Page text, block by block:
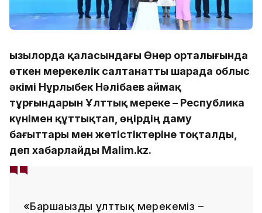
Қызылорда қаласындағы Өнер орталығында
өткен мерекелік салтанатты шарада облыс
әкімі Нұрлыбек Нәлібаев аймақ
тұрғындарын Ұлттық мереке – Республика
күнімен құттықтап, өңірдің даму
бағыттары мен жетістіктеріне тоқталды,
деп хабарлайды Malim.kz.
«Баршаңызды ұлттық мерекеміз –